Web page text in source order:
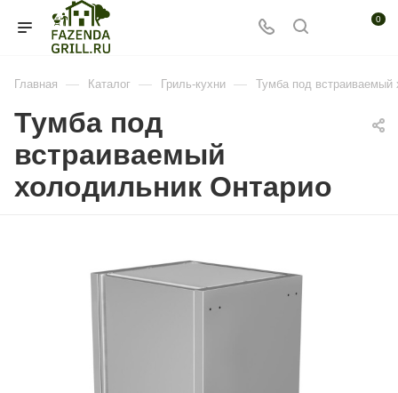
0
Главная — Каталог — Гриль-кухни — Тумба под встраиваемый
Тумба под
встраиваемый
холодильник Онтарио